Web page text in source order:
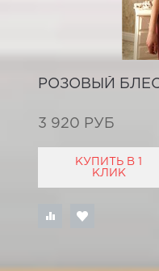
РОЗОВЫЙ
3 920 РУБ
КУПИТЬ В 1
КЛИК